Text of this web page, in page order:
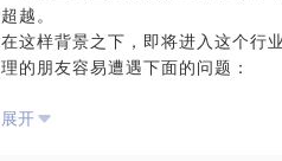
超越。
在这样背景之下，即将进入这个行
理的朋友容易遭遇下面的问题：
对于结构设计及设计管理的职业发
展开